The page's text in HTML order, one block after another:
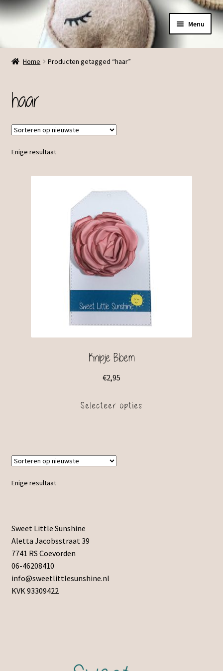
Ga
navigatie
Ga
de
inhoud
Menu
Menu
Home Producten getagged “haar”
haar
Enige resultaat
Knipje Bloem
€2,95
Selecteer opties
Enige resultaat
Sweet Little Sunshine
Aletta Jacobsstraat 39
7741 RS Coevorden
06-46208410
info@sweetlittlesunshine.nl
KVK 93309422